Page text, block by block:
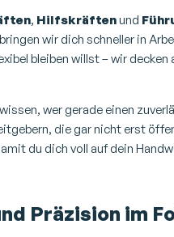
, Hilfskräftenund
wir dich schneller in
bleiben willst – wir decken
wer gerade einen
die gar nicht erst
du dich voll auf dein
Präzision im